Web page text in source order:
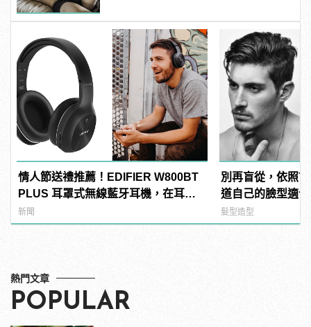
情人節送禮推薦！EDIFIER W800BT
PLUS 耳罩式無線藍牙耳機，在耳邊
傾訴甜言蜜語
新聞
別再盲從，依照7
道自己的臉型適
髮型造型
熱門文章
POPULAR